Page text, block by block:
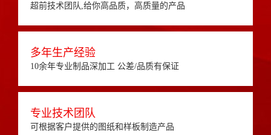
超前技术团队,给你高品质，高质量的产品
多年生产经验
10余年专业制品深加工 公差/品质有保证
专业技术团队
可根据客户提供的图纸和样板制造产品